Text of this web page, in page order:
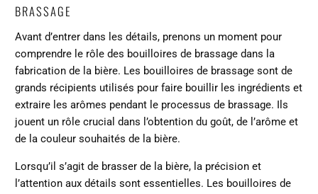
BRASSAGE
Avant d’entrer dans les détails, prenons un moment pour
comprendre le rôle des bouilloires de brassage dans la
fabrication de la bière. Les bouilloires de brassage sont de
grands récipients utilisés pour faire bouillir les ingrédients et
extraire les arômes pendant le processus de brassage. Ils
jouent un rôle crucial dans l’obtention du goût, de l’arôme et
de la couleur souhaités de la bière.
Lorsqu’il s’agit de brasser de la bière, la précision et
l’attention aux détails sont essentielles. Les bouilloires de